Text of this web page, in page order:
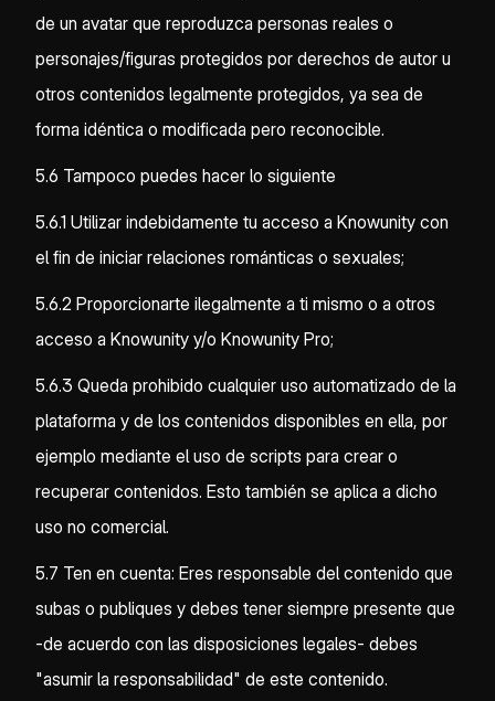
de un avatar que reproduzca personas reales o
personajes/figuras protegidos por derechos de autor u
otros contenidos legalmente protegidos, ya sea de
forma idéntica o modificada pero reconocible.
5.6 Tampoco puedes hacer lo siguiente
5.6.1 Utilizar indebidamente tu acceso a Knowunity con
el fin de iniciar relaciones románticas o sexuales;
5.6.2 Proporcionarte ilegalmente a ti mismo o a otros
acceso a Knowunity y/o Knowunity Pro;
5.6.3 Queda prohibido cualquier uso automatizado de la
plataforma y de los contenidos disponibles en ella, por
ejemplo mediante el uso de scripts para crear o
recuperar contenidos. Esto también se aplica a dicho
uso no comercial.
5.7 Ten en cuenta: Eres responsable del contenido que
subas o publiques y debes tener siempre presente que
-de acuerdo con las disposiciones legales- debes
"asumir la responsabilidad" de este contenido.